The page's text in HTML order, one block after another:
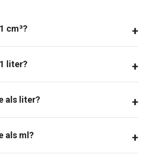
cm³?
liter?
als liter?
als ml?